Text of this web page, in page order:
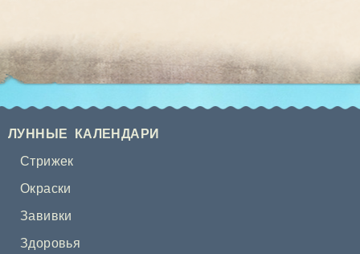
ЛУННЫЕ КАЛЕНДАРИ
Стрижек
Окраски
Завивки
Здоровья